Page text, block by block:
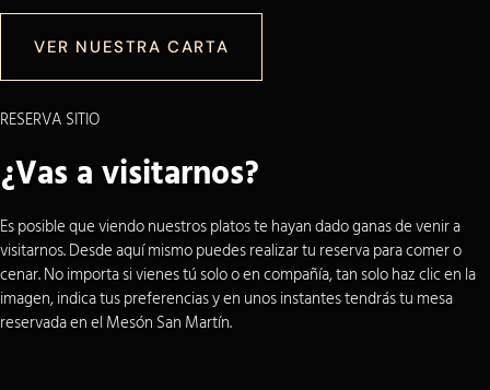
VER NUESTRA CARTA
RESERVA SITIO
¿Vas a visitarnos?
Es posible que viendo nuestros platos te hayan dado ganas de venir a
visitarnos. Desde aquí mismo puedes realizar tu reserva para comer o
cenar. No importa si vienes tú solo o en compañía, tan solo haz clic en la
imagen, indica tus preferencias y en unos instantes tendrás tu mesa
reservada en el Mesón San Martín.